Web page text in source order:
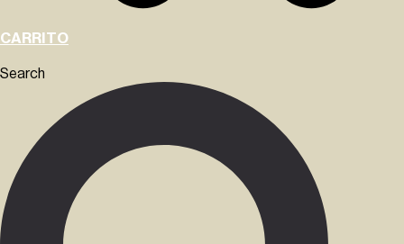
CARRITO
Search